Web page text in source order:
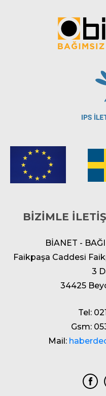
BİZİMLE
BİANET -
Faikpaşa Caddesi
3
34425
Tel:
Gsm:
Mail: